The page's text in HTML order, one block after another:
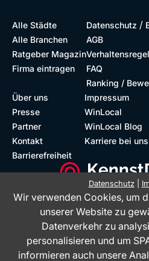
Alle Städte
Alle Branchen
Ratgeber Magazin
Firma eintragen
Datenschutz /
AGB
FAQ
Ranking /
Über uns
Presse
Partner
Kontakt
Barrierefreiheit
Impressum
WinLocal
WinLocal Blog
Karriere bei uns
Datenschutz|
Wir verwenden Cookies, um
unserer Website zu
Datenverkehr zu
personalisieren und um
informieren auch unsere